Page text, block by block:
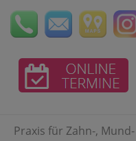
Praxis für Zahn-,